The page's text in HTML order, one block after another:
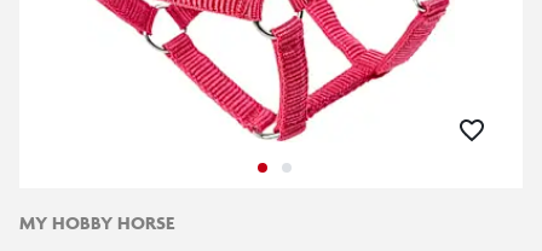
MY HOBBY HORSE